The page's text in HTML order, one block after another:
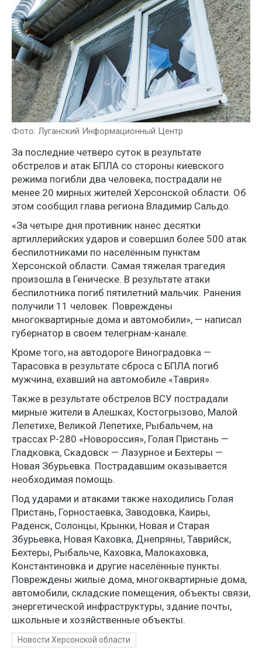
Фото: Луганский Информационный Центр
За последние четверо суток в результате
обстрелов и атак БПЛА со стороны киевского
режима погибли два человека, пострадали не
менее 20 мирных жителей Херсонской области. Об
этом сообщил глава региона Владимир Сальдо.
«За четыре дня противник нанес десятки
артиллерийских ударов и совершил более 500 атак
беспилотниками по населённым пунктам
Херсонской области. Самая тяжелая трагедия
произошла в Геническе. В результате атаки
беспилотника погиб пятилетний мальчик. Ранения
получили 11 человек. Повреждены
многоквартирные дома и автомобили», — написал
губернатор в своем телегрнам-канале.
Кроме того, на автодороге Виноградовка —
Тарасовка в результате сброса с БПЛА погиб
мужчина, ехавший на автомобиле «Таврия».
Также в результате обстрелов ВСУ пострадали
мирные жители в Алешках, Костогрызово, Малой
Лепетихе, Великой Лепетихе, Рыбальчем, на
трассах Р-280 «Новороссия», Голая Пристань —
Гладковка, Скадовск — Лазурное и Бехтеры —
Новая Збурьевка. Пострадавшим оказывается
необходимая помощь.
Под ударами и атаками также находились Голая
Пристань, Горностаевка, Заводовка, Каиры,
Раденск, Солонцы, Крынки, Новая и Старая
Збурьевка, Новая Каховка, Днепряны, Таврийск,
Бехтеры, Рыбальче, Каховка, Малокаховка,
Константиновка и другие населённые пункты.
Повреждены жилые дома, многоквартирные дома,
автомобили, складские помещения, объекты связи,
энергетической инфраструктуры, здание почты,
школьные и хозяйственные объекты.
Новости Херсонской области